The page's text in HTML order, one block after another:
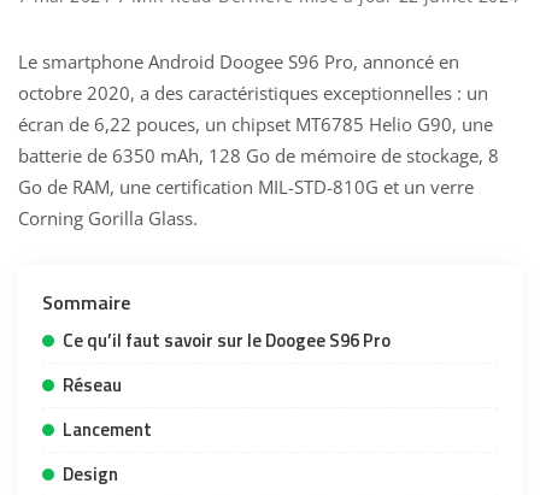
Le smartphone Android Doogee S96 Pro, annoncé en
octobre 2020, a des caractéristiques exceptionnelles : un
écran de 6,22 pouces, un chipset MT6785 Helio G90, une
batterie de 6350 mAh, 128 Go de mémoire de stockage, 8
Go de RAM, une certification MIL-STD-810G et un verre
Corning Gorilla Glass.
Sommaire
Ce qu’il faut savoir sur le Doogee S96 Pro
Réseau
Lancement
Design